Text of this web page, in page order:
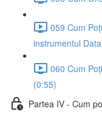
059 Cum
instrumentul
060 Cum
(0:55)
Partea IV - Cum